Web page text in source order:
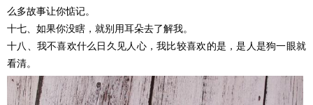
么多故事让你惦记。
十七、如果你没瞎，就别用耳朵去了解我。
十八、我不喜欢什么日久见人心，我比较喜欢的是，是人是狗一眼就
看清。